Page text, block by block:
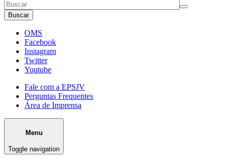
Buscar
OMS
Facebook
Instagram
Twitter
Youtube
Fale com a EPSJV
Perguntas Frequentes
Área de Imprensa
Menu
Toggle navigation